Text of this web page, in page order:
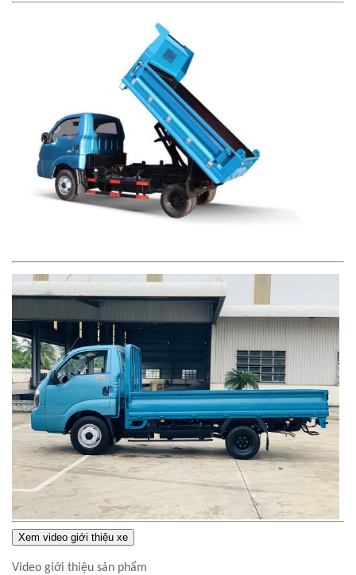
Xem video giới thiệu xe
Video giới thiệu sản phẩm